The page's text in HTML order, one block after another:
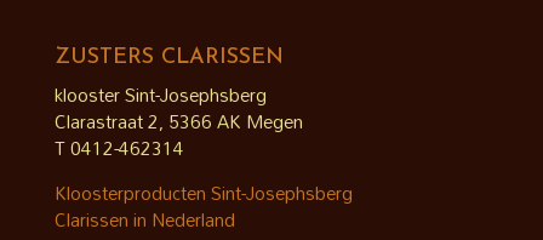
ZUSTERS CLARISSEN
klooster Sint-Josephsberg
Clarastraat 2, 5366 AK Megen
T 0412-462314
Kloosterproducten Sint-Josephsberg
Clarissen in Nederland